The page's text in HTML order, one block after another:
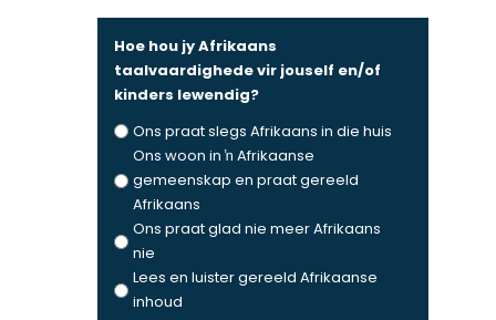
Hoe hou jy Afrikaans
taalvaardighede vir jouself en/of
kinders lewendig?
Ons praat slegs Afrikaans in die huis
Ons woon in ŉ Afrikaanse
gemeenskap en praat gereeld
Afrikaans
Ons praat glad nie meer Afrikaans
nie
Lees en luister gereeld Afrikaanse
inhoud